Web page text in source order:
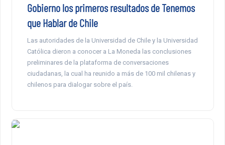
Gobierno los primeros resultados de Tenemos
que Hablar de Chile
Las autoridades de la Universidad de Chile y la Universidad
Católica dieron a conocer a La Moneda las conclusiones
preliminares de la plataforma de conversaciones
ciudadanas, la cual ha reunido a más de 100 mil chilenas y
chilenos para dialogar sobre el país.